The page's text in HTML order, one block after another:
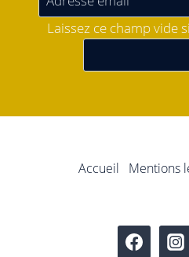
Laissez ce champ vide
Accueil Mentions